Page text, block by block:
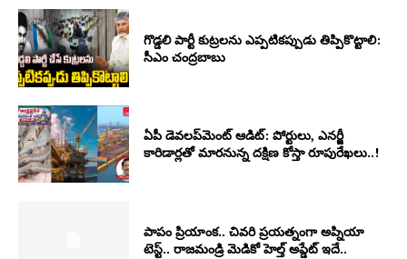
గొడ్డలి పార్టీ కుట్రలను ఎప్పటికప్పుడు తిప్పికొట్టాలి:
సీఎం చంద్రబాబు
ఏపీ డెవలప్‌మెంట్ ఆడిట్: పోర్టులు, ఎనర్జీ
కారిడార్లతో మారనున్న దక్షిణ కోస్తా రూపురేఖలు..!
పాపం ప్రియాంక.. చివరి ప్రయత్నంగా అప్నియా
టెస్ట్.. రాజమండ్రి మెడికో హెల్త్ అప్డేట్ ఇదే..